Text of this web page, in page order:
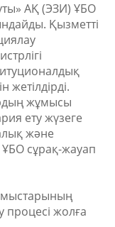
АҚ (ЭЗИ) ҰБО
Қызметті
жетілдірді.
жұмысы
ету жүзеге
және
ҰБО сұрақ-жауап
процесі жолға